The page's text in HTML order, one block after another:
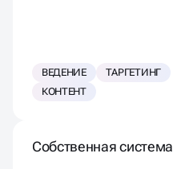
ВЕДЕНИЕ
ТАРГЕТИНГ
КОНТЕНТ
Собственная система